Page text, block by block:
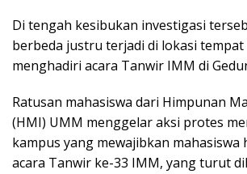
Di tengah kesibukan investigasi
berbeda justru terjadi di lokasi tempat
menghadiri acara Tanwir IMM di
Ratusan mahasiswa dari Himpunan
(HMI) UMM menggelar aksi protes
kampus yang mewajibkan mahasiswa
acara Tanwir ke-33 IMM, yang turut